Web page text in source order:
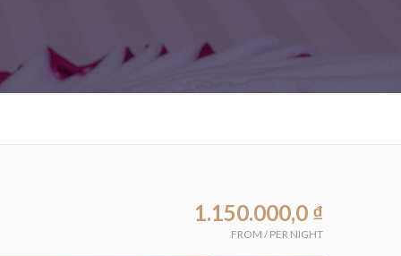
1.150.000,0 ₫
FROM /PER NIGHT